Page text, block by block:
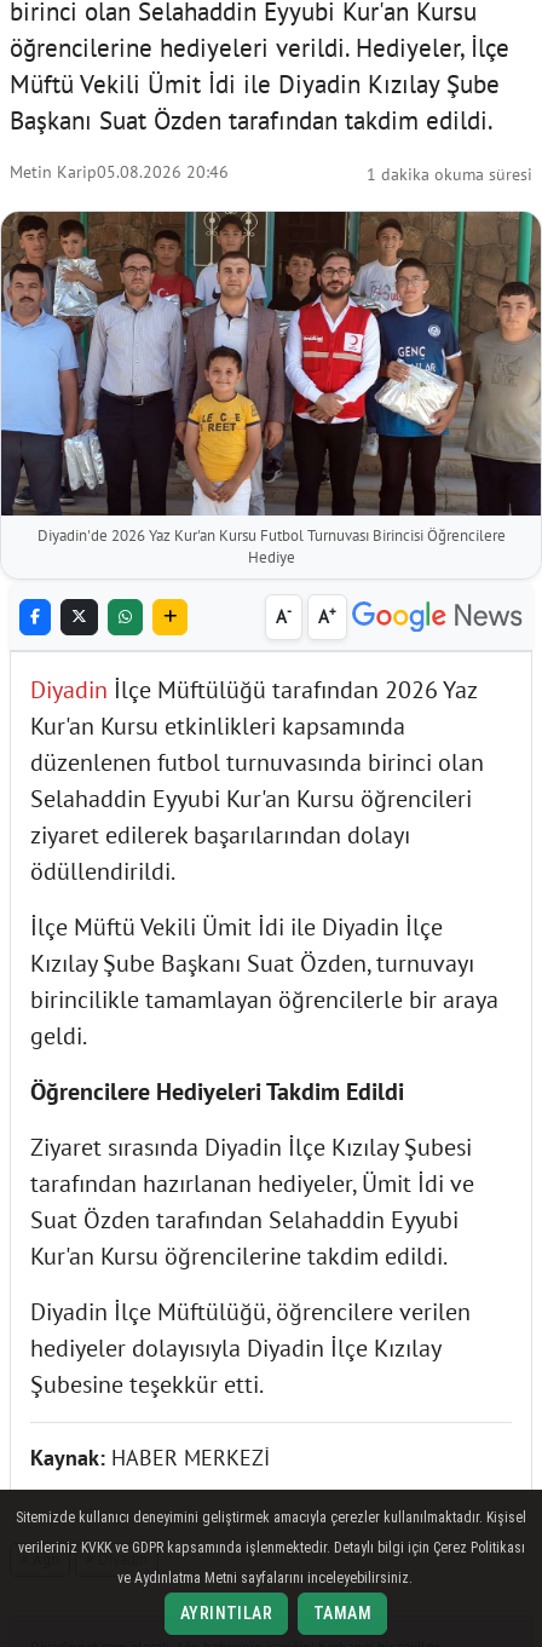
birinci olan Selahaddin Eyyubi Kur'an Kursu
öğrencilerine hediyeleri verildi. Hediyeler, İlçe
Müftü Vekili Ümit İdi ile Diyadin Kızılay Şube
Başkanı Suat Özden tarafından takdim edildi.
Metin Karip05.08.2026 20:46 1 dakika okuma süresi
Diyadin'de 2026 Yaz Kur'an Kursu Futbol Turnuvası Birincisi Öğrencilere
Hediye
A- A+
Diyadin İlçe Müftülüğü tarafından 2026 Yaz
Kur'an Kursu etkinlikleri kapsamında
düzenlenen futbol turnuvasında birinci olan
Selahaddin Eyyubi Kur'an Kursu öğrencileri
ziyaret edilerek başarılarından dolayı
ödüllendirildi.
İlçe Müftü Vekili Ümit İdi ile Diyadin İlçe
Kızılay Şube Başkanı Suat Özden, turnuvayı
birincilikle tamamlayan öğrencilerle bir araya
geldi.
Öğrencilere Hediyeleri Takdim Edildi
Ziyaret sırasında Diyadin İlçe Kızılay Şubesi
tarafından hazırlanan hediyeler, Ümit İdi ve
Suat Özden tarafından Selahaddin Eyyubi
Kur'an Kursu öğrencilerine takdim edildi.
Diyadin İlçe Müftülüğü, öğrencilere verilen
hediyeler dolayısıyla Diyadin İlçe Kızılay
Şubesine teşekkür etti.
Kaynak: HABER MERKEZİ
# Ağrı # Diyadin
Sitemizde kullanıcı deneyimini geliştirmek amacıyla çerezler kullanılmaktadır. Kişisel
verileriniz KVKK ve GDPR kapsamında işlenmektedir. Detaylı bilgi için Çerez Politikası
ve Aydınlatma Metni sayfalarını inceleyebilirsiniz.
AYRINTILAR TAMAM